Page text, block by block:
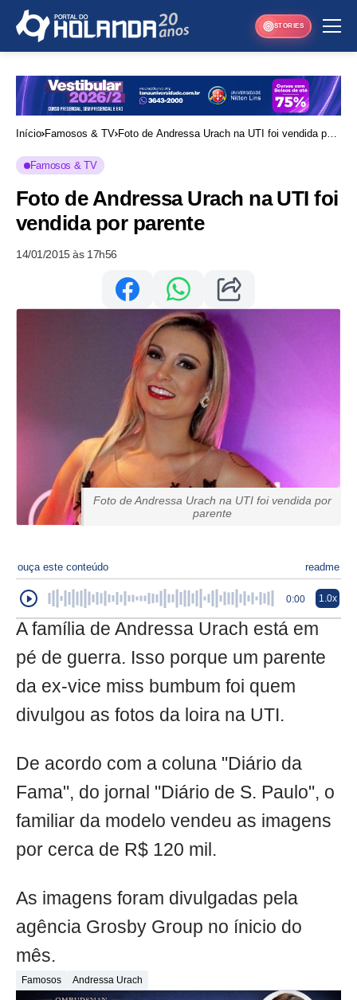
STORIES
Início Famosos & TV Foto de Andressa Urach na UTI foi vendida por
Famosos & TV
Foto de Andressa Urach na UTI foi
vendida por parente
14/01/2015 às 17h56
Foto de Andressa Urach na UTI foi vendida por
parente
ouça este conteúdo readme
0:00 1.0x
A família de Andressa Urach está em
pé de guerra. Isso porque um parente
da ex-vice miss bumbum foi quem
divulgou as fotos da loira na UTI.
De acordo com a coluna "Diário da
Fama", do jornal "Diário de S. Paulo", o
familiar da modelo vendeu as imagens
por cerca de R$ 120 mil.
As imagens foram divulgadas pela
agência Grosby Group no ínicio do
mês.
Famosos Andressa Urach